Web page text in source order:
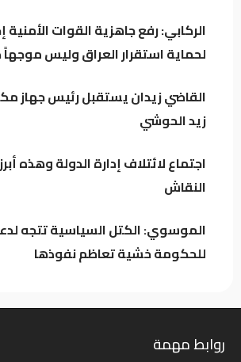
باحث سياسي: النظام في العراق
بل يصنعها للبقاء
الركابي: رفع جاهزية القوات الأمنية
لحماية استقرار العراق وليس
القاضي زيدان يستقبل رئيس جهاز
زيد الحوشي
اجتماع لائتلاف إدارة الدولة وهذه
النقاش
الموسوي: الكتل السياسية تتجه
للحكومة خشية تعاظم نفوذها
روابط مهمة